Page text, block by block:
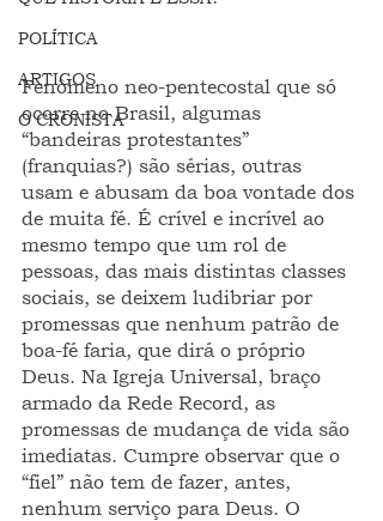
POLÍTICA
ARTIGOS
O CRONISTA
Fenômeno neo-pentecostal que só
ocorre no Brasil, algumas
“bandeiras protestantes”
(franquias?) são sérias, outras
usam e abusam da boa vontade dos
de muita fé. É crível e incrível ao
mesmo tempo que um rol de
pessoas, das mais distintas classes
sociais, se deixem ludibriar por
promessas que nenhum patrão de
boa-fé faria, que dirá o próprio
Deus. Na Igreja Universal, braço
armado da Rede Record, as
promessas de mudança de vida são
imediatas. Cumpre observar que o
“fiel” não tem de fazer, antes,
nenhum serviço para Deus. O